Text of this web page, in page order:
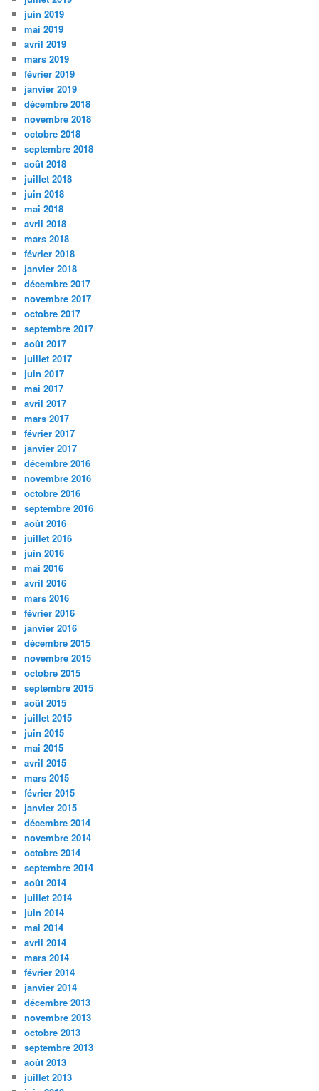
juin 2019
mai 2019
avril 2019
mars 2019
février 2019
janvier 2019
décembre 2018
novembre 2018
octobre 2018
septembre 2018
août 2018
juillet 2018
juin 2018
mai 2018
avril 2018
mars 2018
février 2018
janvier 2018
décembre 2017
novembre 2017
octobre 2017
septembre 2017
août 2017
juillet 2017
juin 2017
mai 2017
avril 2017
mars 2017
février 2017
janvier 2017
décembre 2016
novembre 2016
octobre 2016
septembre 2016
août 2016
juillet 2016
juin 2016
mai 2016
avril 2016
mars 2016
février 2016
janvier 2016
décembre 2015
novembre 2015
octobre 2015
septembre 2015
août 2015
juillet 2015
juin 2015
mai 2015
avril 2015
mars 2015
février 2015
janvier 2015
décembre 2014
novembre 2014
octobre 2014
septembre 2014
août 2014
juillet 2014
juin 2014
mai 2014
avril 2014
mars 2014
février 2014
janvier 2014
décembre 2013
novembre 2013
octobre 2013
septembre 2013
août 2013
juillet 2013